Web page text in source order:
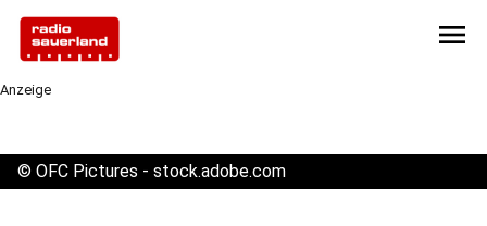
menu
Anzeige
© OFC Pictures - stock.adobe.com